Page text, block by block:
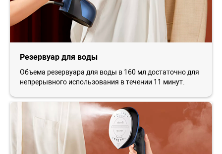
Резервуар для воды
Объема резервуара для воды в 160 мл достаточно для
непрерывного использования в течении 11 минут.